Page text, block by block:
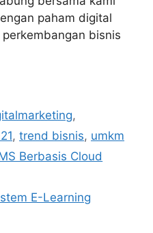
paham digital
bisnis
,
, trend bisnis, umkm
Berbasis Cloud
E-Learning